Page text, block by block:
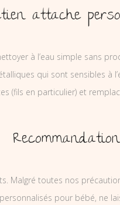
attache
à l’eau simple sans
qui sont sensibles à
(fils en particulier) et
Malgré toutes nos
pour bébé, ne